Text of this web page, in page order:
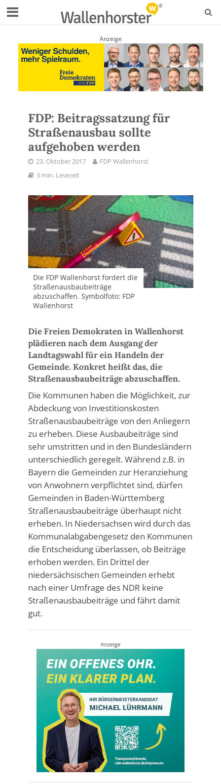
Anzeige
FDP: Beitragssatzung für
Straßenausbau sollte
aufgehoben werden
23. Oktober 2017
FDP Wallenhorst
3 min. Lesezeit
Die FDP Wallenhorst fordert die
Straßenausbaubeiträge
abzuschaffen. Symbolfoto: FDP
Wallenhorst
Die Freien Demokraten in Wallenhorst
plädieren nach dem Ausgang der
Landtagswahl für ein Handeln der
Gemeinde. Konkret heißt das, die
Straßenausbaubeiträge abzuschaffen.
Die Kommunen haben die Möglichkeit, zur
Abdeckung von Investitionskosten
Straßenausbaubeiträge von den Anliegern
zu erheben. Diese Ausbaubeiträge sind
sehr umstritten und in den Bundesländern
unterschiedlich geregelt. Während z.B. in
Bayern die Gemeinden zur Heranziehung
von Anwohnern verpflichtet sind, dürfen
Gemeinden in Baden-Württemberg
Straßenausbaubeiträge überhaupt nicht
erheben. In Niedersachsen wird durch das
Kommunalabgabengesetz den Kommunen
die Entscheidung überlassen, ob Beiträge
erhoben werden. Ein Drittel der
niedersächsischen Gemeinden erhebt
nach einer Umfrage des NDR keine
Straßenausbaubeiträge und fährt damit
gut.
Anzeige